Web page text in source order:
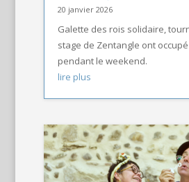
20 janvier 2026
Galette des rois solidaire,
stage de Zentangle ont
pendant le weekend.
lire plus